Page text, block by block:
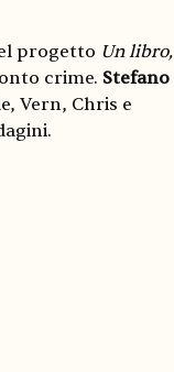
progetto Un libro,
crime. Stefano
Vern, Chris e